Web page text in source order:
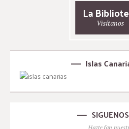
La
Visítanos
Islas
SIGUENOS
Hazte fan